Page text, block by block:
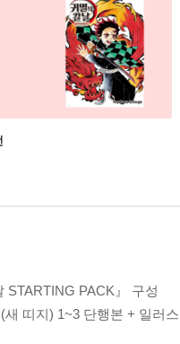
PACK』 구성
(새 띠지) 1~3 단행본 + 일러